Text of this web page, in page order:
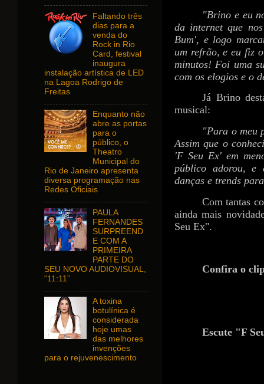
"Brino e eu
da internet que
Bum', e logo
um refrão, e eu fiz
minutos! Foi uma
com os elogios e o
Já Brino
musical:
"Para o meu
Assim que o
'F Seu Ex' em
público adorou, e
danças e trends
Com tantas
ainda mais
Seu Ex".
Confira o
Escute "F
Faltando três
dias para a
venda do
Rock in Rio
Card, festival
inaugura
instalação artística de LED
na Lagoa Rodrigo de
Freitas
Enquanto não
abre as portas
para o
público, o
Theatro
Municipal do
Rio de Janeiro apresenta
diversa programação nas
Redes Oficiais
PAULA
FERNANDES
SURPREEND
E COM A
PRIMEIRA
PARTE DO
SEU NOVO AUDIOVISUAL,
“11:11”
A toxina
botulínica é
considerada
hoje umas
das melhores
invenções
para o rejuvenescimento